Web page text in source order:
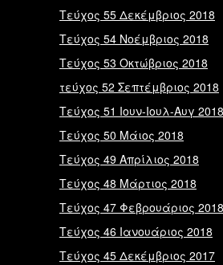
Tεύχος 55 Δεκέμβριος 2018
Tεύχος 54 Νοέμβριος 2018
Tεύχος 53 Οκτώβριος 2018
τεύχος 52 Σεπτέμβριος 2018
Tεύχος 51 Ιουν-Ιουλ-Αυγ 2018
Tεύχος 50 Μάιος 2018
Tεύχος 49 Απρίλιος 2018
Tεύχος 48 Μάρτιος 2018
Tεύχος 47 Φεβρουάριος 2018
Tεύχος 46 Ιανουάριος 2018
Tεύχος 45 Δεκέμβριος 2017